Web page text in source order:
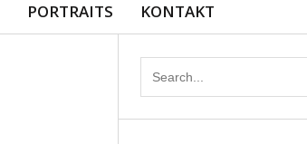
PORTRAITS KONTAKT